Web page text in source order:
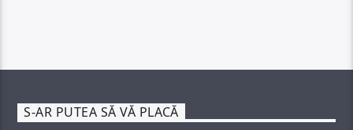
S-AR PUTEA SĂ VĂ PLACĂ